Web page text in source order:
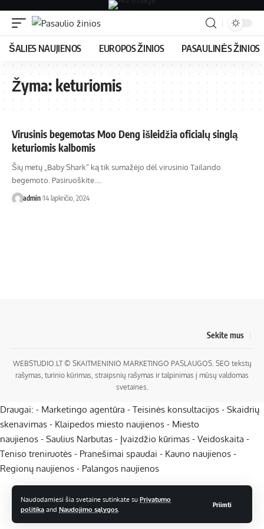
Naudodamiesi šia svetaine sutinkate su Privatumo
politika and Naudojimo sąlygos
Priimti
ŠALIES NAUJIENOS EUROPOS ŽINIOS PASAULINĖS ŽINIOS
Žyma: keturiomis
Virusinis begemotas Moo Deng išleidžia oficialų singlą
keturiomis kalbomis
Šių metų „Baby Shark“ ką tik sumažėjo dėl virusinio Tailando
begemoto. Pasiruoškite.…
admin 14 lapkričio, 2024
Sekite mus
WEBSTUDIO.LT© SKAITMENINIO MARKETINGO PASLAUGOS. SEO tekstų
rašymas, turinio kūrimas, straipsnių rašymas ir talpinimas į mūsų valdomas
svetaines.
Draugai: - Marketingo agentūra - Teisinės konsultacijos - Skaidrių
skenavimas - Klaipedos miesto naujienos - Miesto
naujienos - Saulius Narbutas - Įvaizdžio kūrimas - Veidoskaita -
Teniso treniruotės - Pranešimai spaudai - Kauno naujienos -
Regionų naujienos - Palangos naujienos